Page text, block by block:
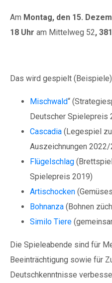
Am Montag, den 15.
18 Uhr am Mittelweg 52,
Das wird gespielt
Mischwald“
Deutscher Spielepreis
Cascadia (Legespiel
Auszeichnungen 2022/
Flügelschlag
Spielepreis 2019)
Artischocken
Bohnanza (Bohnen
Similo Tiere
Die Spieleabende sind für
Beeinträchtigung sowie für
Deutschkenntnisse